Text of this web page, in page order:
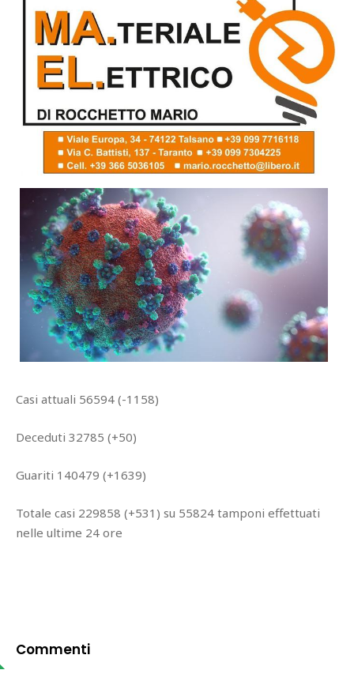
Casi attuali 56594 (-1158)
Deceduti 32785 (+50)
Guariti 140479 (+1639)
Totale casi 229858 (+531) su 55824 tamponi effettuati
nelle ultime 24 ore
Commenti